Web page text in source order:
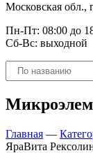
Московская обл.,
Пн-Пт: 08:00 до
Сб-Вс: выходной
Поиск
товаров
Главная —
ЯраВита